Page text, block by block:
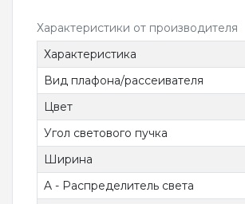
Характеристики от производителя
Характеристика
Вид плафона/рассеивателя
Цвет
Угол светового пучка
Ширина
A - Распределитель света